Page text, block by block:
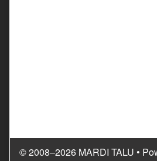
© 2008–2026 MARDI TALU •